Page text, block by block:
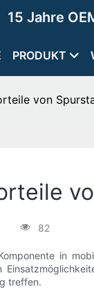
15 Jahre
PRODUKT
von
82
in
treffen.